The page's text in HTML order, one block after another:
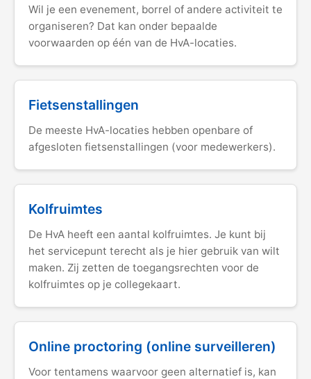
Wil je een evenement, borrel of andere activiteit te
organiseren? Dat kan onder bepaalde
voorwaarden op één van de HvA-locaties.
Fietsenstallingen
De meeste HvA-locaties hebben openbare of
afgesloten fietsenstallingen (voor medewerkers).
Kolfruimtes
De HvA heeft een aantal kolfruimtes. Je kunt bij
het servicepunt terecht als je hier gebruik van wilt
maken. Zij zetten de toegangsrechten voor de
kolfruimtes op je collegekaart.
Online proctoring (online surveilleren)
Voor tentamens waarvoor geen alternatief is, kan